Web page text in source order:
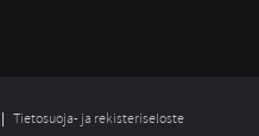
Tietosuoja- ja rekisteriseloste